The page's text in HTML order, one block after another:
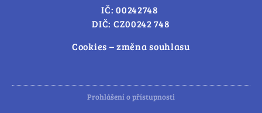
IČ: 00242748
DIČ: CZ00242 748
Cookies – změna souhlasu
Prohlášení o přístupnosti